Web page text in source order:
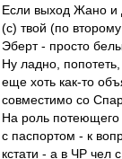
Если выход Жано и
(с) твой (по
Эберт - просто
Ну ладно,
еще хоть как-то
совместимо со
На роль потеющего
с паспортом - к
кстати - а в ЧР чел